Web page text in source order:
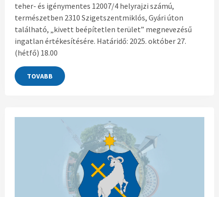
teher- és igénymentes 12007/4 helyrajzi számú,
természetben 2310 Szigetszentmiklós, Gyári úton
található, „kivett beépítetlen terület” megnevezésű
ingatlan értékesítésére. Határidő: 2025. október 27.
(hétfő) 18.00
TOVABB